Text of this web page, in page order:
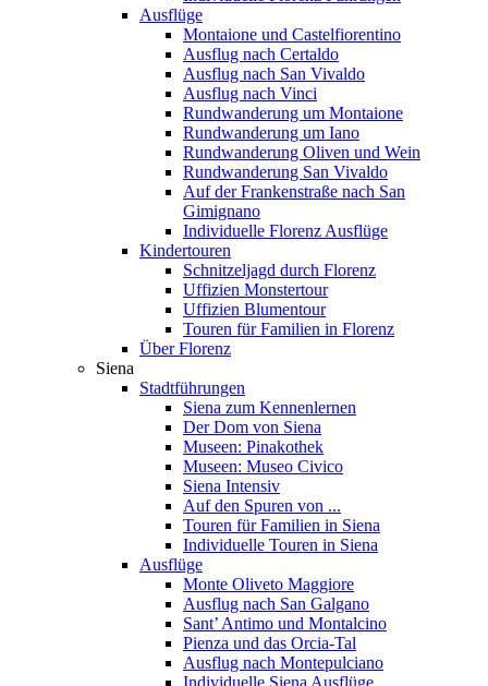
Ausflüge
Montaione und Castelfiorentino
Ausflug nach Certaldo
Ausflug nach San Vivaldo
Ausflug nach Vinci
Rundwanderung um Montaione
Rundwanderung um Iano
Rundwanderung Oliven und Wein
Rundwanderung San Vivaldo
Auf der Frankenstraße nach San
Gimignano
Individuelle Florenz Ausflüge
Kindertouren
Schnitzeljagd durch Florenz
Uffizien Monstertour
Uffizien Blumentour
Touren für Familien in Florenz
Über Florenz
Siena
Stadtführungen
Siena zum Kennenlernen
Der Dom von Siena
Museen: Pinakothek
Museen: Museo Civico
Siena Intensiv
Auf den Spuren von ...
Touren für Familien in Siena
Individuelle Touren in Siena
Ausflüge
Monte Oliveto Maggiore
Ausflug nach San Galgano
Sant’ Antimo und Montalcino
Pienza und das Orcia-Tal
Ausflug nach Montepulciano
Individuelle Siena Ausflüge